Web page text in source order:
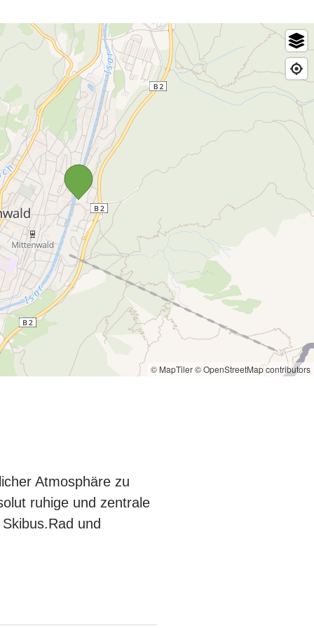
© MapTiler© OpenStreetMap contributors
Atmosphäre zu
ruhige und zentrale
und